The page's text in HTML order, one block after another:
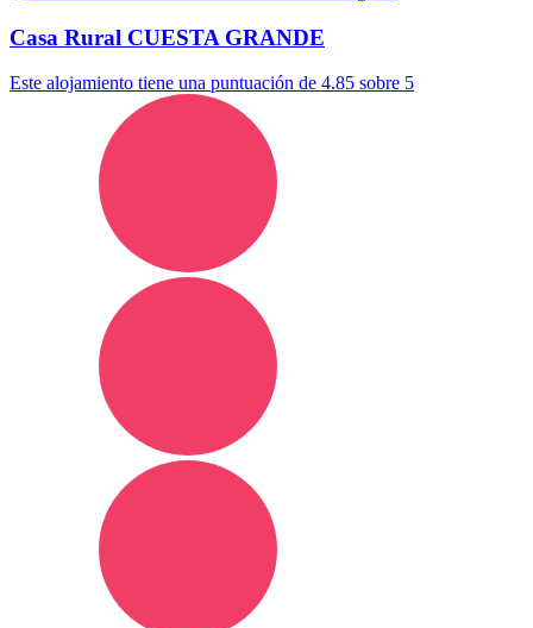
Casa Rural CUESTA GRANDE
Este alojamiento tiene una puntuación de 4.85 sobre 5